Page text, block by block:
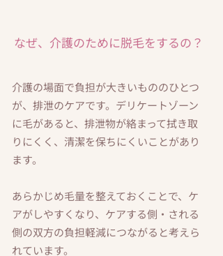
なぜ、介護のために脱毛をするの？
介護の場面で負担が大きいもののひとつ
が、排泄のケアです。デリケートゾーン
に毛があると、排泄物が絡まって拭き取
りにくく、清潔を保ちにくいことがあり
ます。
あらかじめ毛量を整えておくことで、ケ
アがしやすくなり、ケアする側・される
側の双方の負担軽減につながると考えら
れています。